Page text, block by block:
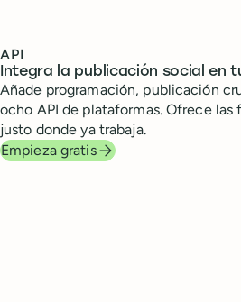
API
Integra la publicación social en
Añade programación, publicación
ocho API de plataformas. Ofrece
justo donde ya trabaja.
Empieza gratis